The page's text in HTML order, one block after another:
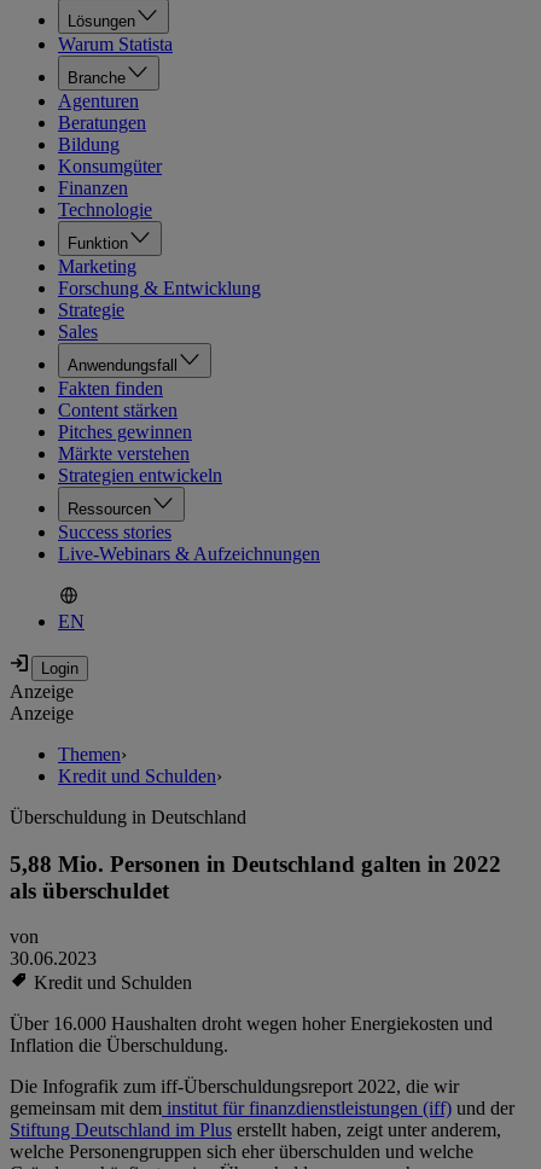
Lösungen
Warum Statista
Branche
Agenturen
Beratungen
Bildung
Konsumgüter
Finanzen
Technologie
Funktion
Marketing
Forschung & Entwicklung
Strategie
Sales
Anwendungsfall
Fakten finden
Content stärken
Pitches gewinnen
Märkte verstehen
Strategien entwickeln
Ressourcen
Success stories
Live-Webinars & Aufzeichnungen
EN
Anzeige
Anzeige
Themen›
Kredit und Schulden›
Überschuldung in Deutschland
5,88 Mio. Personen in Deutschland galten in 2022
als überschuldet
von
30.06.2023
Kredit und Schulden
Über 16.000 Haushalten droht wegen hoher Energiekosten und
Inflation die Überschuldung.
Die Infografik zum iff-Überschuldungsreport 2022, die wir
gemeinsam mit dem institut für finanzdienstleistungen (iff) und der
Stiftung Deutschland im Plus erstellt haben, zeigt unter anderem,
welche Personengruppen sich eher überschulden und welche